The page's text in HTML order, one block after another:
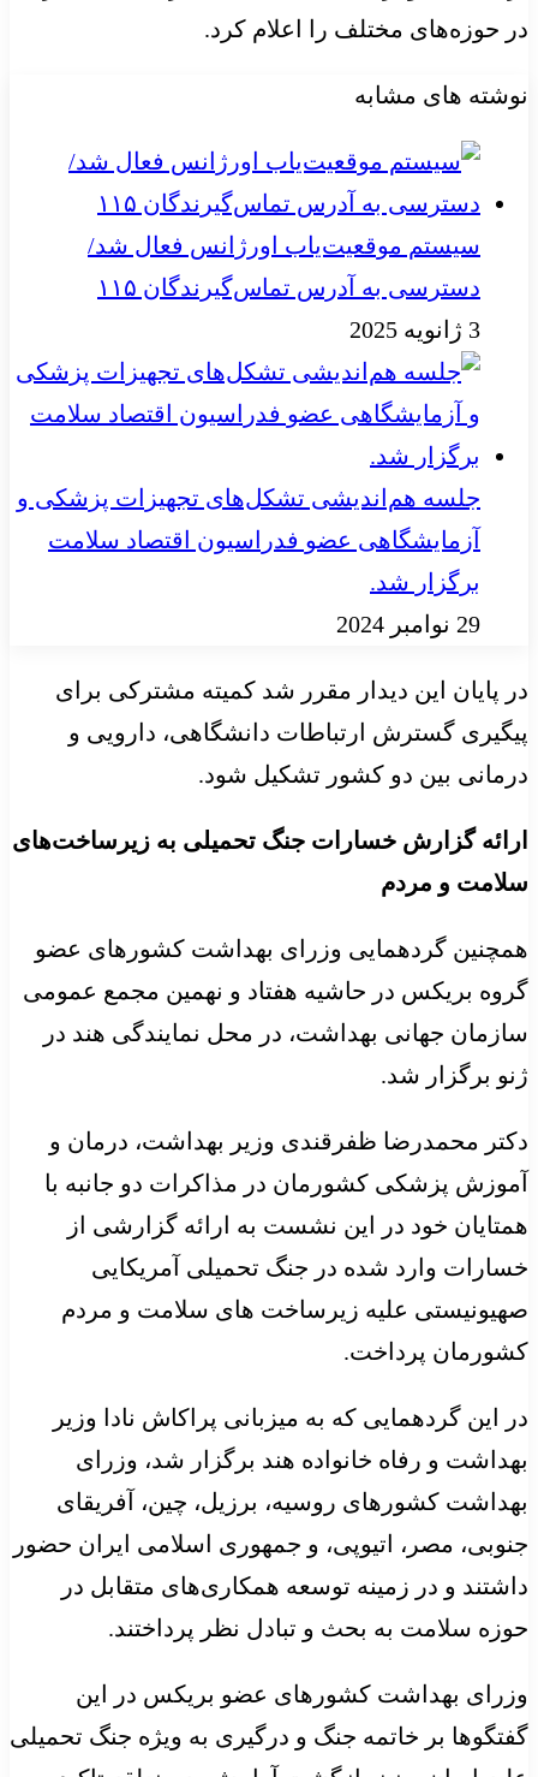
در حوزه‌های مختلف را اعلام کرد.
نوشته های مشابه
سیستم موقعیت‌یاب اورژانس فعال شد/
دسترسی به آدرس تماس‌گیرندگان ۱۱۵
3 ژانویه 2025
جلسه هم‌اندیشی تشکل‌های تجهیزات پزشکی و
آزمایشگاهی عضو فدراسیون اقتصاد سلامت
برگزار شد.
29 نوامبر 2024
در پایان این دیدار مقرر شد کمیته مشترکی برای
پیگیری گسترش ارتباطات دانشگاهی، دارویی و
درمانی بین دو کشور تشکیل شود.
ارائه گزارش خسارات جنگ تحمیلی به زیرساخت‌های
سلامت و مردم
همچنین گردهمایی وزرای بهداشت کشورهای عضو
گروه بریکس در حاشیه هفتاد و نهمین مجمع عمومی
سازمان جهانی بهداشت، در محل نمایندگی هند در
ژنو برگزار شد.
دکتر محمدرضا ظفرقندی وزیر بهداشت، درمان و
آموزش پزشکی کشورمان در مذاکرات دو جانبه با
همتایان خود در این نشست به ارائه گزارشی از
خسارات وارد شده در جنگ تحمیلی آمریکایی
صهیونیستی علیه زیرساخت های سلامت و مردم
کشورمان پرداخت.
در این گردهمایی که به میزبانی پراکاش نادا وزیر
بهداشت و رفاه خانواده هند برگزار شد، وزرای
بهداشت کشورهای روسیه، برزیل، چین، آفریقای
جنوبی، مصر، اتیوپی، و جمهوری اسلامی ایران حضور
داشتند و در زمینه توسعه همکاری‌های متقابل در
حوزه سلامت به بحث و تبادل نظر پرداختند.
وزرای بهداشت کشورهای عضو بریکس در این
گفتگوها بر خاتمه جنگ و درگیری به ویژه جنگ تحمیلی